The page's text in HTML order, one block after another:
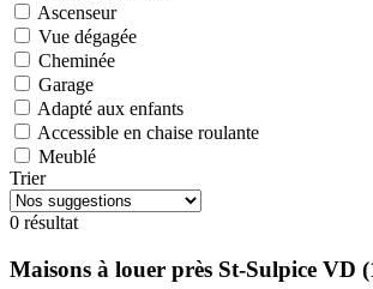
Ascenseur
Vue dégagée
Cheminée
Garage
Adapté aux enfants
Accessible en chaise roulante
Meublé
Trier
0 résultat
Maisons à louer près St-Sulpice VD